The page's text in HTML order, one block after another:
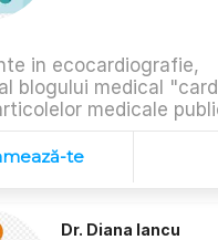
in ecocardiografie,
blogului medical
medicale
te
Dr. Diana Iancu